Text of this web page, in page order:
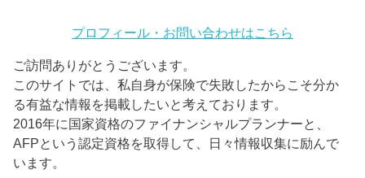
プロフィール・お問い合わせはこちら
ご訪問ありがとうございます。
このサイトでは、私自身が保険で失敗したからこそ分か
る有益な情報を掲載したいと考えております。
2016年に国家資格のファイナンシャルプランナーと、
AFPという認定資格を取得して、日々情報収集に励んで
います。